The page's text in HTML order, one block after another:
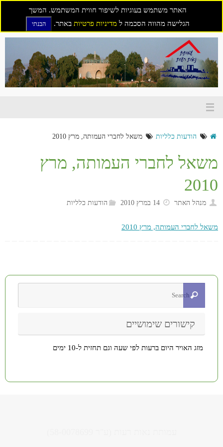
האתר משתמש בעוגיות לשיפור חווית המשתמש. המשך
הגלישה מהווה הסכמה ל מדיניות פרטיות באתר. הבנתי
לתוכן
הודעות כלליות משאל לחברי העמותה, מרץ 2010
משאל לחברי העמותה, מרץ
2010
מנהל האתר 14 במרץ 2010 הודעות כלליות
משאל לחברי העמותה, מרץ 2010
קישורים שימושיים
מזג האויר היום ברעות לפי שעה וגם תחזית ל-10 ימים